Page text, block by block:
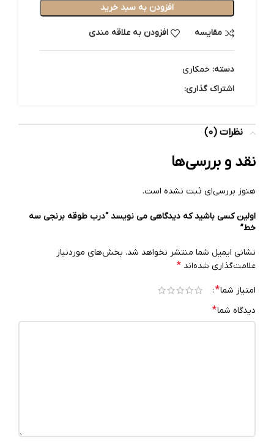
افزودن به سبد خرید
مقایسه افزودن به علاقه مندی
دسته: خمکاری
اشتراک گذاری:
نظرات (0)
نقد و بررسی‌ها
هنوز بررسی‌ای ثبت نشده است.
اولین کسی باشید که دیدگاهی می نویسد “درب طوقه برنجی سه
خط”
نشانی ایمیل شما منتشر نخواهد شد. بخش‌های موردنیاز
علامت‌گذاری شده‌اند *
امتیاز شما*
دیدگاه شما*